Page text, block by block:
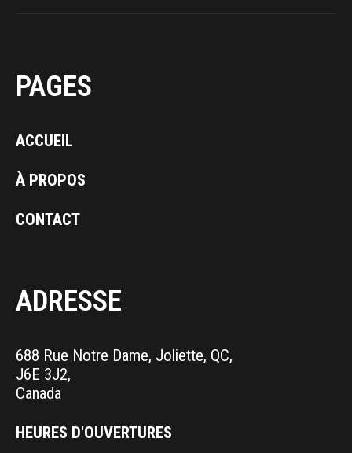
PAGES
ACCUEIL
À PROPOS
CONTACT
ADRESSE
688 Rue Notre Dame, Joliette, QC,
J6E 3J2,
Canada
HEURES D'OUVERTURES